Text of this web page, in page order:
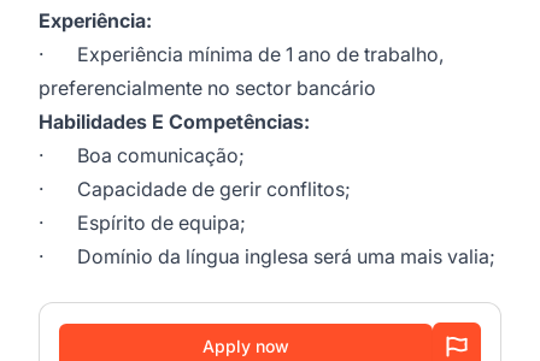
Experiência:
· Experiência mínima de 1 ano de trabalho,
preferencialmente no sector bancário
Habilidades E Competências:
· Boa comunicação;
· Capacidade de gerir conflitos;
· Espírito de equipa;
· Domínio da língua inglesa será uma mais valia;
Apply now